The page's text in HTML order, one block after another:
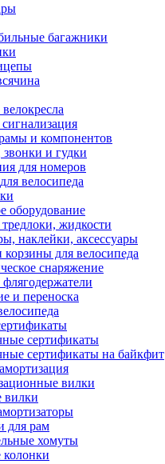
багажники
и компонентов
звонки и гудки
для номеров
велосипеда
оборудование
жидкости
наклейки, аксессуары
для велосипеда
снаряжение
и переноска
сертификаты
сертификаты на байкфит
вилки
вилки
для рам
хомуты
колонки